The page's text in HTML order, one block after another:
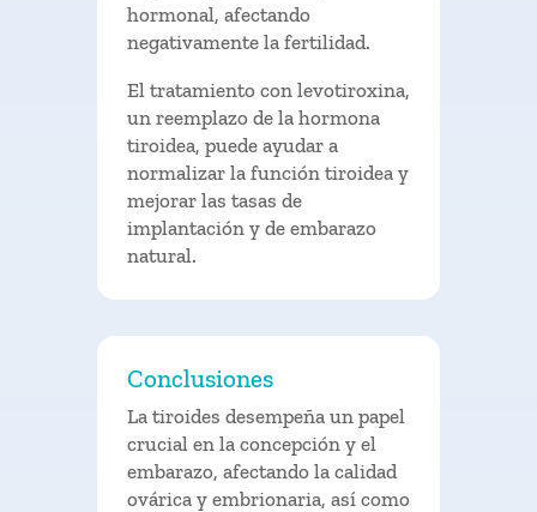
hormonal, afectando
negativamente la fertilidad.
El tratamiento con levotiroxina,
un reemplazo de la hormona
tiroidea, puede ayudar a
normalizar la función tiroidea y
mejorar las tasas de
implantación y de embarazo
natural.
Conclusiones
La tiroides desempeña un papel
crucial en la concepción y el
embarazo, afectando la calidad
ovárica y embrionaria, así como